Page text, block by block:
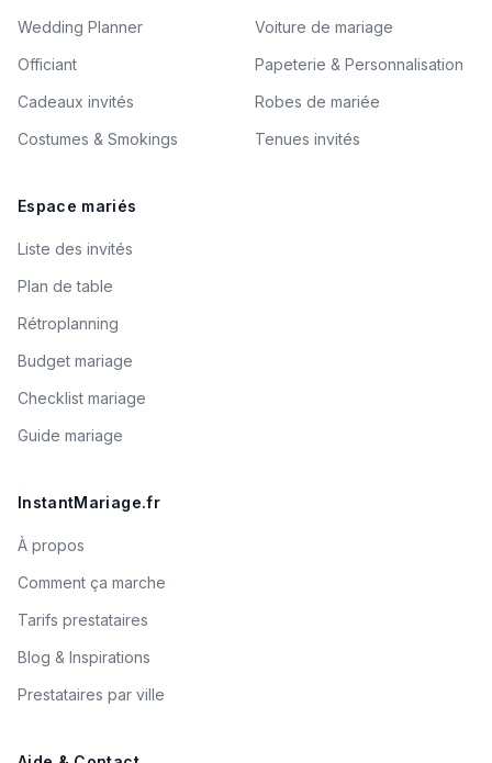
Wedding Planner
Voiture de mariage
Officiant
Papeterie & Personnalisation
Cadeaux invités
Robes de mariée
Costumes & Smokings
Tenues invités
Espace mariés
Liste des invités
Plan de table
Rétroplanning
Budget mariage
Checklist mariage
Guide mariage
InstantMariage.fr
À propos
Comment ça marche
Tarifs prestataires
Blog & Inspirations
Prestataires par ville